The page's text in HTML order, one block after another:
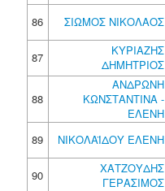
86
ΣΙΩΜΟΣ ΝΙΚΟΛΑΟΣ
87
ΚΥΡΙΑΖΗΣ
ΔΗΜΗΤΡΙΟΣ
88
ΑΝΔΡΩΝΗ
ΚΩΝΣΤΑΝΤΙΝΑ -
ΕΛΕΝΗ
89 ΝΙΚΟΛΑΪΔΟΥ ΕΛΕΝΗ
90
ΧΑΤΖΟΥΔΗΣ
ΓΕΡΑΣΙΜΟΣ